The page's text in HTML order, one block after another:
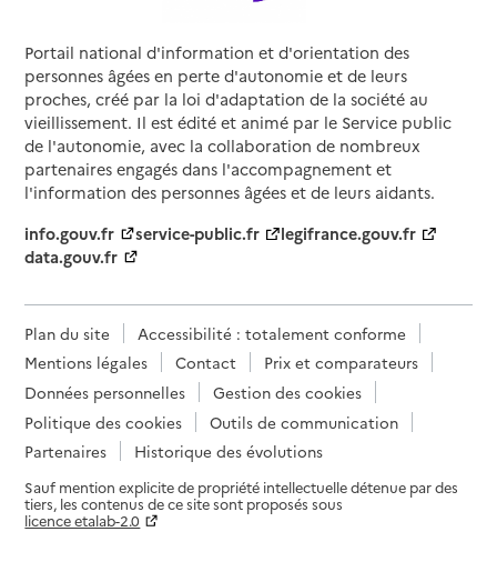
Portail national d'information et d'orientation des
personnes âgées en perte d'autonomie et de leurs
proches, créé par la loi d'adaptation de la société au
vieillissement. Il est édité et animé par le Service public
de l'autonomie, avec la collaboration de nombreux
partenaires engagés dans l'accompagnement et
l'information des personnes âgées et de leurs aidants.
info.gouv.fr
service-public.fr
legifrance.gouv.fr
data.gouv.fr
Plan du site
Accessibilité : totalement conforme
Mentions légales
Contact
Prix et comparateurs
Données personnelles
Gestion des cookies
Politique des cookies
Outils de communication
Partenaires
Historique des évolutions
Sauf mention explicite de propriété intellectuelle détenue par des
tiers, les contenus de ce site sont proposés sous
licence etalab-2.0